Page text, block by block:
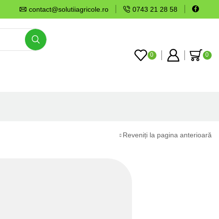
contact@solutiiagricole.ro 0743 21 28 58
0 0
Reveniți la pagina anterioară